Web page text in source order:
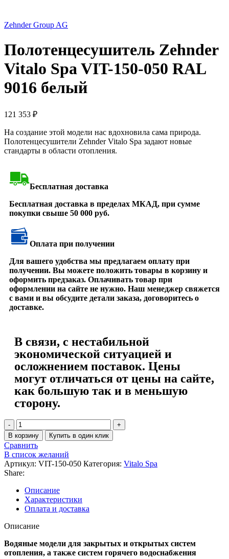
Zehnder Group AG
Полотенцесушитель Zehnder
Vitalo Spa VIT-150-050 RAL
9016 белый
121 353 ₽
На создание этой модели нас вдохновила сама природа.
Полотенцесушители Zehnder Vitalo Spa задают новые
стандарты в области отопления.
Бесплатная доставка
Бесплатная доставка в пределах МКАД, при сумме
покупки свыше 50 000 руб.
Оплата при получении
Для вашего удобства мы предлагаем оплату при
получении. Вы можете положить товары в корзину и
оформить предзаказ. Оплачивать товар при
оформлении на сайте не нужно. Наш менеджер свяжется
с вами и вы обсудите детали заказа, договоритесь о
доставке.
В связи, с нестабильной
экономической ситуацией и
осложнением поставок. Цены
могут отличаться от цены на сайте,
как большую так и в меньшую
сторону.
В корзину Купить в один клик
Сравнить
В список желаний
Артикул: VIT-150-050 Категория: Vitalo Spa
Share:
Описание
Характеристики
Оплата и доставка
Описание
Водяные модели для закрытых и открытых систем
отопления, а также систем горячего водоснабжения